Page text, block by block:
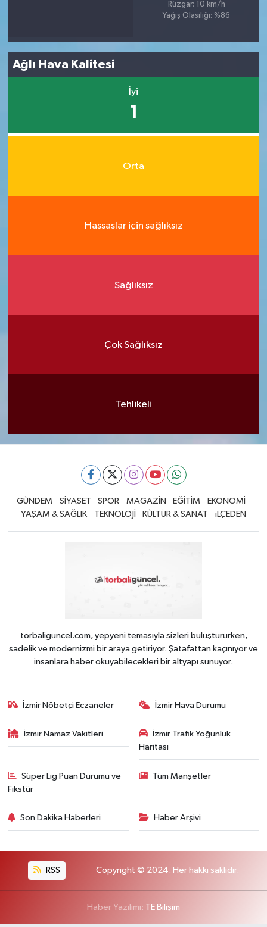
Rüzgar: 10 km/h
Yağış Olasılığı: %86
Ağlı Hava Kalitesi
İyi
1
Orta
Hassaslar için sağlıksız
Sağlıksız
Çok Sağlıksız
Tehlikeli
GÜNDEM SİYASET SPOR MAGAZİN EĞİTİM
EKONOMİ
YAŞAM & SAĞLIK
TEKNOLOJİ KÜLTÜR & SANAT iLÇEDEN
torbaliguncel.com, yepyeni temasıyla sizleri buluştururken,
sadelik ve modernizmi bir araya getiriyor. Şatafattan kaçınıyor ve
insanlara haber okuyabilecekleri bir altyapı sunuyor.
İzmir Nöbetçi Eczaneler İzmir Hava Durumu
İzmir Namaz Vakitleri
İzmir Trafik Yoğunluk
Haritası
Süper Lig Puan Durumu ve
Fikstür
Tüm Manşetler
Son Dakika Haberleri Haber Arşivi
RSS Copyright © 2024. Her hakkı saklıdır.
Haber Yazılımı: TE Bilişim